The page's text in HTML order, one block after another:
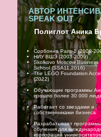
Полиглот Аника
Сорбонна Paris-1 (2008-
НИУ ВШЭ (2003-2009)
Skolkovo Moscow Business
School (SSA11,2016)
The LEGO Foundation
(2022)
Обучающие программы
прошло более 30 000
Работает со звездами и
собственниками бизнеса
Разрабатывает программы
обучения для
корпораций университетов
АВТОР
SPEAK OUT